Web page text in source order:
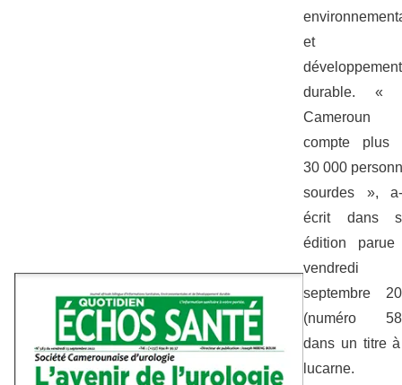
et
développement
durable. «
Cameroun
compte plus
30 000
sourdes »,
écrit dans
édition
vendredi
septembre
(numéro
dans un titre
lucarne.